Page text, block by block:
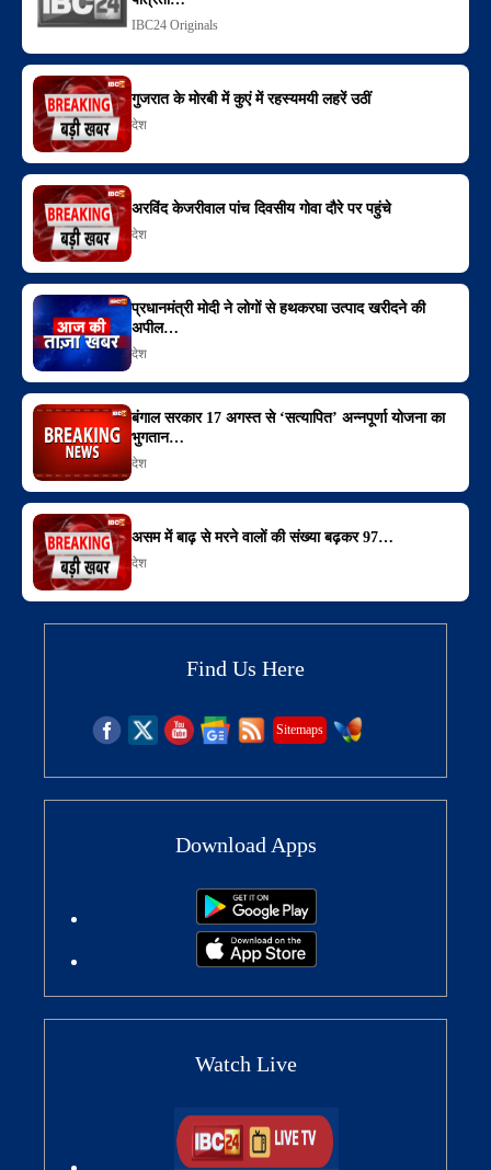
IBC24 Originals
गुजरात के मोरबी में कुएं में रहस्यमयी लहरें उठीं
देश
अरविंद केजरीवाल पांच दिवसीय गोवा दौरे पर पहुंचे
देश
प्रधानमंत्री मोदी ने लोगों से हथकरघा उत्पाद खरीदने की
अपील…
देश
बंगाल सरकार 17 अगस्त से ‘सत्यापित’ अन्नपूर्णा योजना का
भुगतान…
देश
असम में बाढ़ से मरने वालों की संख्या बढ़कर 97…
देश
Find Us Here
Sitemaps
Download Apps
Watch Live